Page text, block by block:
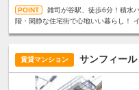
雑司が谷駅、徒歩6分！積水
階・閑静な住宅街で心地いい暮らし！
賃貸マンション サンフィール